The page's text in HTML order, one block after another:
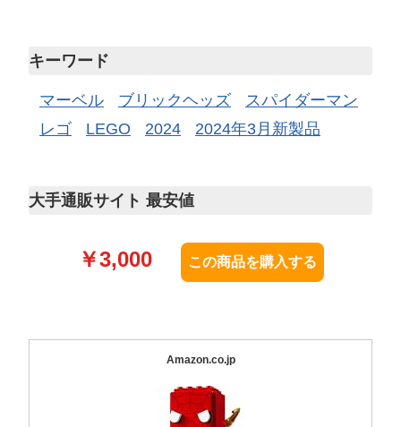
キーワード
マーベル ブリックヘッズ
スパイダーマン
レゴ
LEGO 2024 2024年3月新製品
大手通販サイト 最安値
￥3,000
Amazon.co.jp